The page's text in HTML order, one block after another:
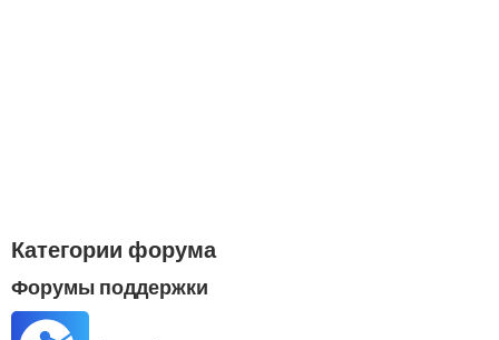
Категории форума
Форумы поддержки